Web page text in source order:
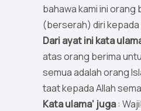
bahawa kami ini orang
(berserah) diri kepada
Dari ayat ini kata
atas orang berima
semua adalah orang
taat kepada Allah
Kata ulama’ juga: